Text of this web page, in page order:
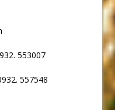
553007
557548